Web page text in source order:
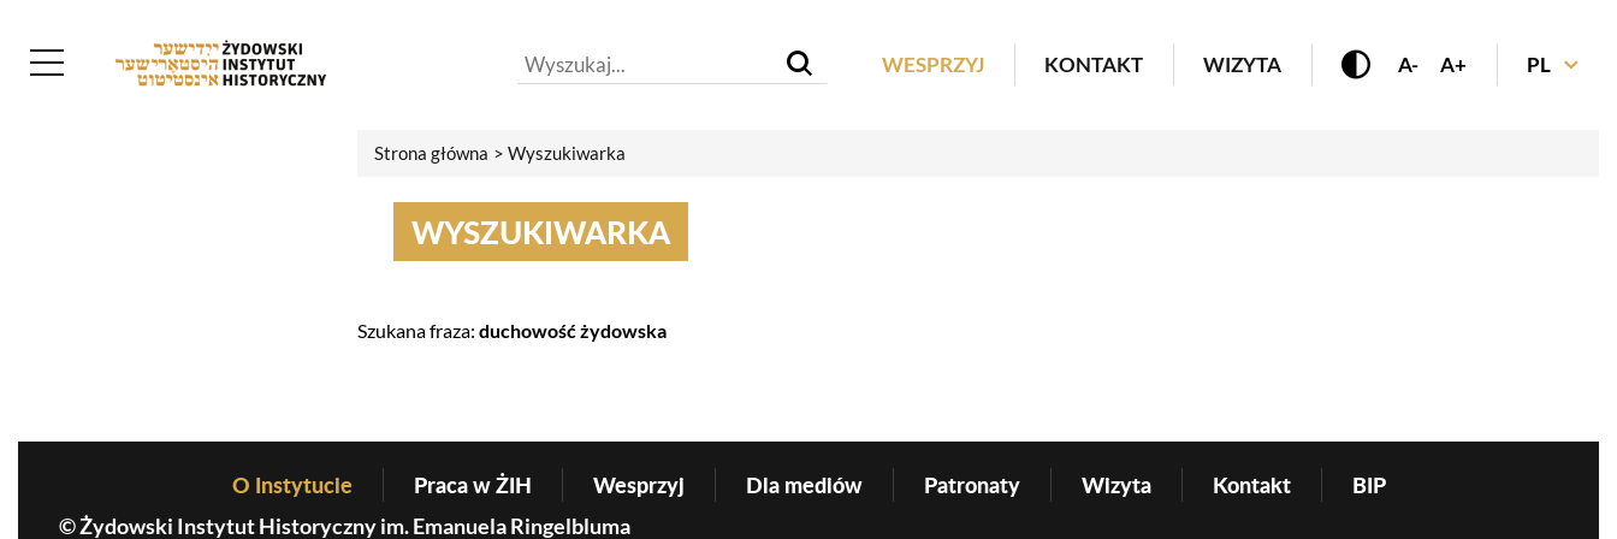
Header Menu
WESPRZYJ KONTAKT WIZYTA A- A+ PL
Strona główna Wyszukiwarka
WYSZUKIWARKA
Szukana fraza: duchowość żydowska
Before Footer Menu
O Instytucie Praca w ŻIH Wesprzyj Dla mediów Patronaty Wizyta Kontakt BIP
© Żydowski Instytut Historyczny im. Emanuela Ringelbluma